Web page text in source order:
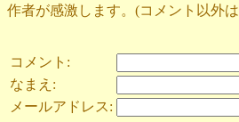
作者が感激します。(コメント以外
コメント:
なまえ:
メールアドレス: